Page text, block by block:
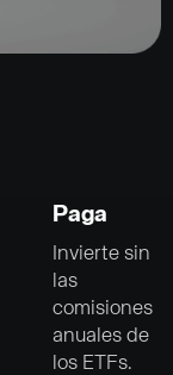
Paga
Invierte sin
las
comisiones
anuales de
los ETFs.